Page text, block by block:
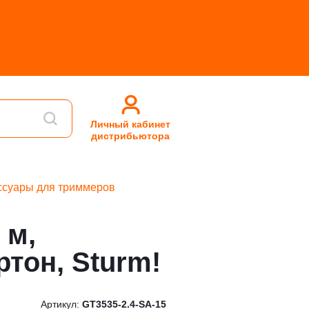
Личный кабинет
дистрибьютора
для триммеров
м,
Sturm!
Артикул: GT3535-2.4-SA-15